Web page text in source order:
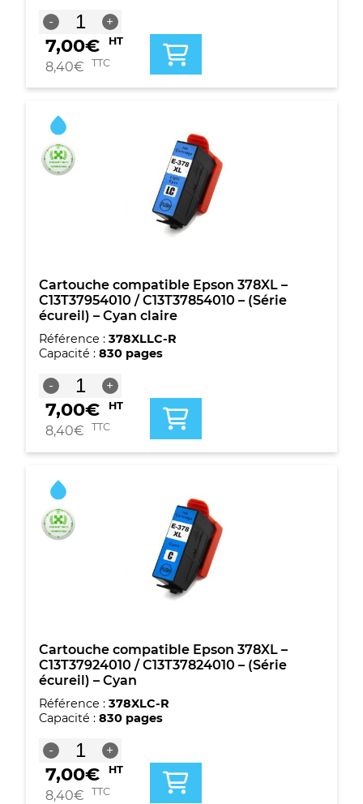
-
quantité
de
Cartouche
compatible
378XL
C13T37964010
/
C13T37864010
-
+
7,00€ HT
8,40€ TTC
Cartouche compatible Epson 378XL –
C13T37954010 / C13T37854010 – (Série
écureil) – Cyan claire
Référence : 378XLLC-R
Capacité : 830 pages
-
quantité
de
Cartouche
compatible
378XL
C13T37954010
/
C13T37854010
-
+
7,00€ HT
8,40€ TTC
Cartouche compatible Epson 378XL –
C13T37924010 / C13T37824010 – (Série
écureil) – Cyan
Référence : 378XLC-R
Capacité : 830 pages
-
quantité
de
Cartouche
compatible
+
7,00€ HT
8,40€ TTC